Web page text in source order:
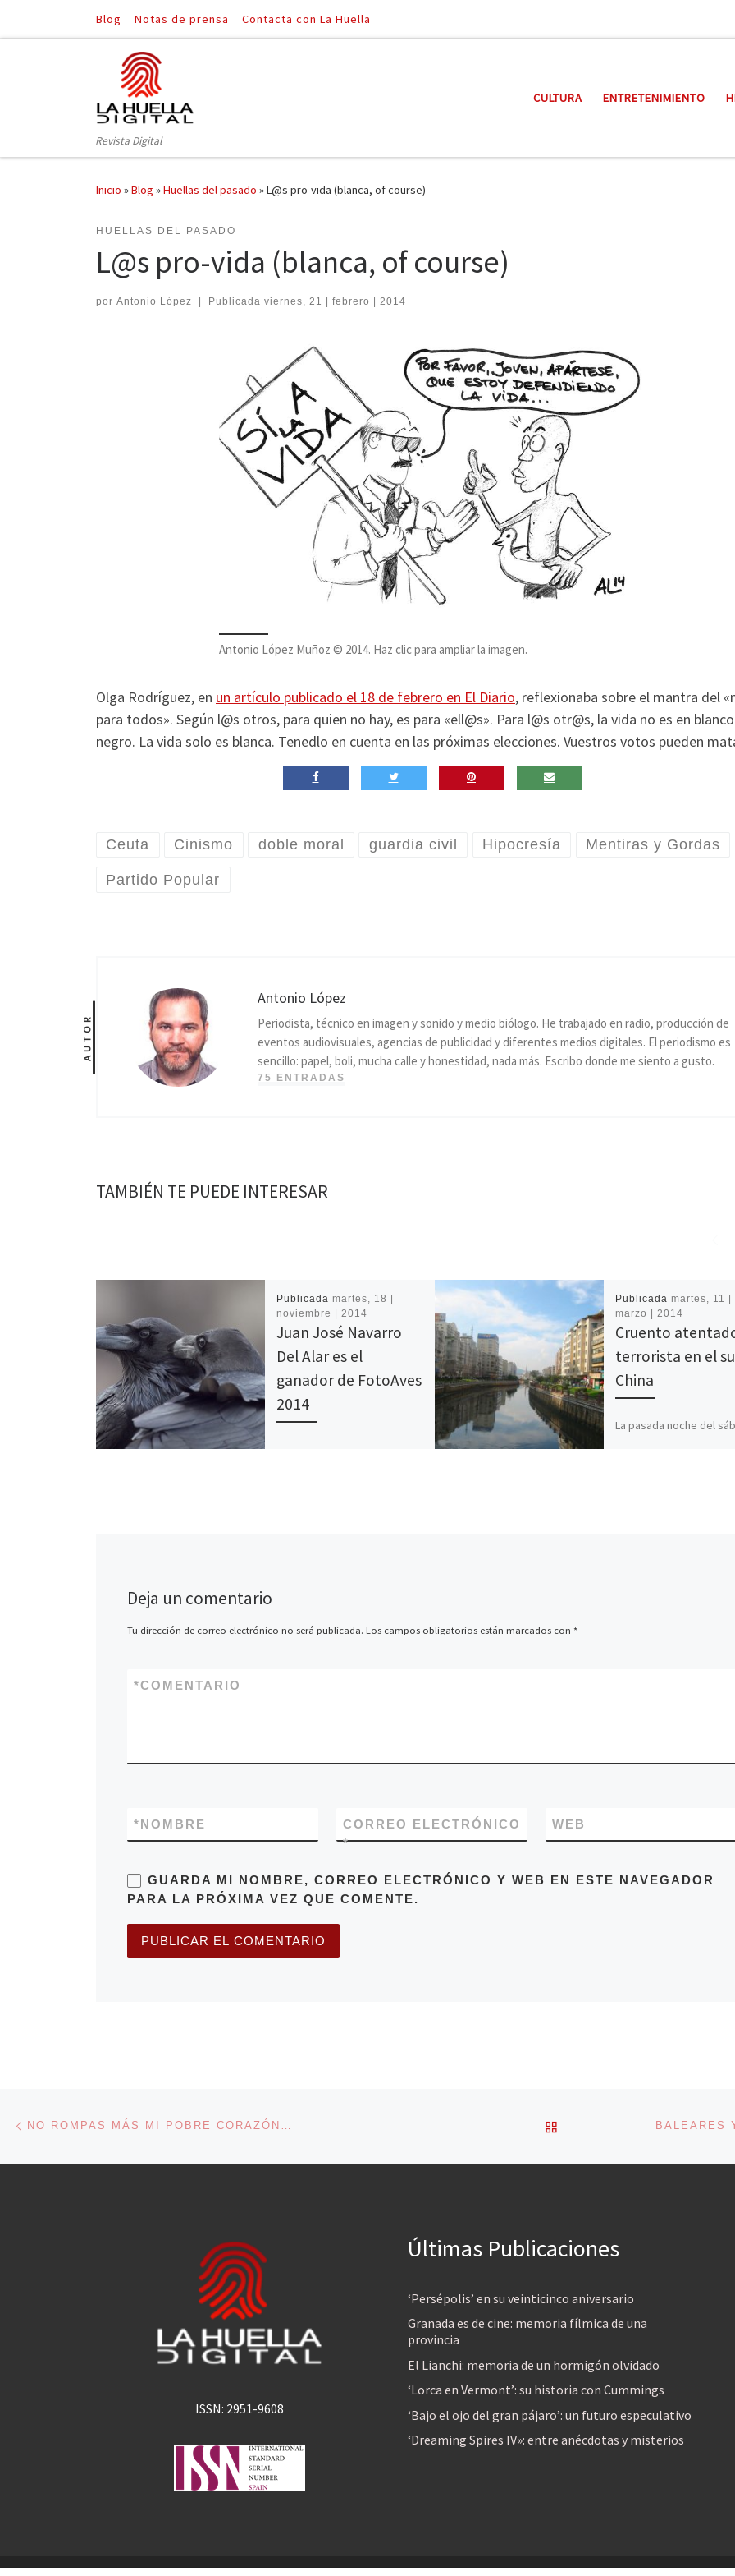
Saltar al contenido
Blog Notas de prensa Contacta con La Huella
Revista Digital
CULTURA ENTRETENIMIENTO
Inicio »Blog »Huellas del pasado »L@s pro-vida (blanca, of course)
HUELLAS DEL PASADO
L@s pro-vida (blanca, of course)
por Antonio López Publicada viernes, 21 | febrero | 2014
Antonio López Muñoz © 2014. Haz clic para ampliar la imagen.
Olga Rodríguez, en un artículo publicado el 18 de febrero en El Diario, reflexionaba sobre el mantra del
para todos». Según l@s otros, para quien no hay, es para «ell@s». Para l@s otr@s, la vida no es en
negro. La vida solo es blanca. Tenedlo en cuenta en las próximas elecciones. Vuestros votos pueden
Ceuta Cinismo doble moral guardia civil Hipocresía Mentiras y Gordas
Partido Popular
AUTOR
Antonio López
Periodista, técnico en imagen y sonido y medio biólogo. He trabajado en radio, producción de
eventos audiovisuales, agencias de publicidad y diferentes medios digitales. El periodismo es
sencillo: papel, boli, mucha calle y honestidad, nada más. Escribo donde me siento a gusto.
75 ENTRADAS
TAMBIÉN TE PUEDE INTERESAR
Publicadamartes, 18 |
noviembre | 2014
Juan José Navarro
Del Alar es el
ganador de FotoAves
2014
Publicada martes, 11 |
marzo | 2014
Cruento
terrorista en el
China
La pasada noche del
Deja un comentario
Tu dirección de correo electrónico no será publicada. Los campos obligatorios están marcados con *
COMENTARIO
*
NOMBRE
*
CORREO ELECTRÓNICO
*
WEB
GUARDA MI NOMBRE, CORREO ELECTRÓNICO Y WEB EN ESTE NAVEGADOR
PARA LA PRÓXIMA VEZ QUE COMENTE.
Navegación de entradas
NO ROMPAS MÁS MI POBRE CORAZÓN… VOLVER A LA LISTA DE
ISSN: 2951-9608
Últimas Publicaciones
‘Persépolis’ en su veinticinco aniversario
Granada es de cine: memoria fílmica de una
provincia
El Lianchi: memoria de un hormigón olvidado
‘Lorca en Vermont’: su historia con Cummings
‘Bajo el ojo del gran pájaro’: un futuro especulativo
‘Dreaming Spires IV»: entre anécdotas y misterios